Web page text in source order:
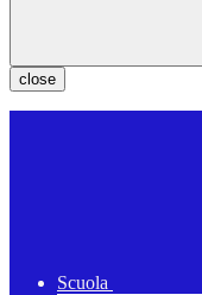
close
Scuola